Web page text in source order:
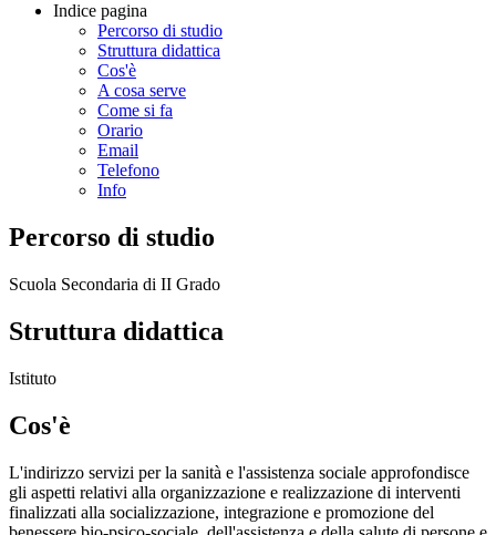
Indice pagina
Percorso di studio
Struttura didattica
Cos'è
A cosa serve
Come si fa
Orario
Email
Telefono
Info
Percorso di studio
Scuola Secondaria di II Grado
Struttura didattica
Istituto
Cos'è
L'indirizzo servizi per la sanità e l'assistenza sociale approfondisce
gli aspetti relativi alla organizzazione e realizzazione di interventi
finalizzati alla socializzazione, integrazione e promozione del